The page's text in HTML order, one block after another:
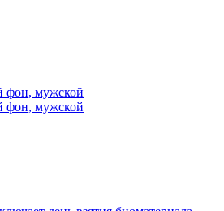
фон, мужской
фон, мужской